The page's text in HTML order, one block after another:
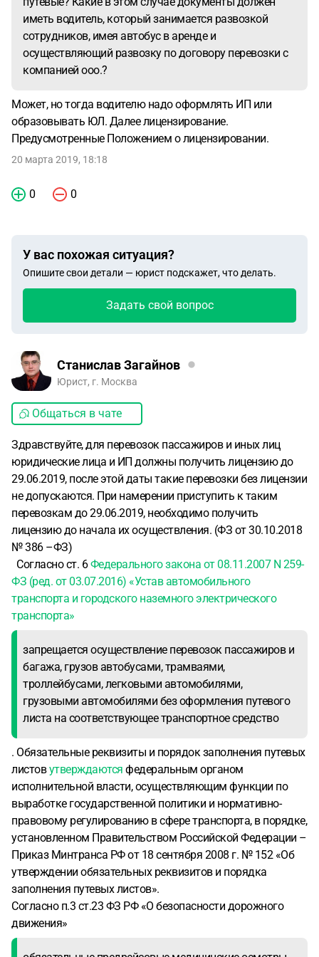
иметь водитель, который занимается развозкой
сотрудников, имея автобус в аренде и
осуществляющий развозку по договору перевозки с
компанией ооо.?
Может, но тогда водителю надо оформлять ИП или
образовывать ЮЛ. Далее лицензирование.
Предусмотренные Положением о лицензировании.
20 марта 2019, 18:18
0 0
У вас похожая ситуация?
Опишите свои детали — юрист подскажет, что делать.
Задать свой вопрос
Станислав Загайнов
Юрист, г. Москва
Общаться в чате
Здравствуйте, для перевозок пассажиров и иных лиц
юридические лица и ИП должны получить лицензию до
29.06.2019, после этой даты такие перевозки без лицензии
не допускаются. При намерении приступить к таким
перевозкам до 29.06.2019, необходимо получить
лицензию до начала их осуществления. (ФЗ от 30.10.2018
№ 386 –ФЗ)
Согласно ст. 6Федерального закона от 08.11.2007 N 259-
ФЗ (ред. от 03.07.2016) «Устав автомобильного
транспорта и городского наземного электрического
транспорта»
запрещается осуществление перевозок пассажиров и
багажа, грузов автобусами, трамваями,
троллейбусами, легковыми автомобилями,
грузовыми автомобилями без оформления путевого
листа на соответствующее транспортное средство
. Обязательные реквизиты и порядок заполнения путевых
листовутверждаются федеральным органом
исполнительной власти, осуществляющим функции по
выработке государственной политики и нормативно-
правовому регулированию в сфере транспорта, в порядке,
установленном Правительством Российской Федерации –
Приказ Минтранса РФ от 18 сентября 2008 г. № 152 «Об
утверждении обязательных реквизитов и порядка
заполнения путевых листов».
Согласно п.3 ст.23 ФЗ РФ «О безопасности дорожного
движения»